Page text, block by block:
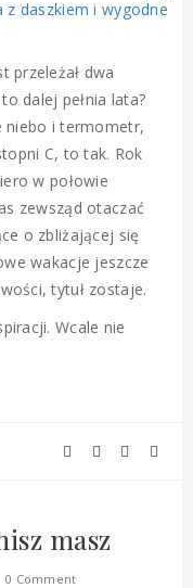
przeleżał dwa
dalej pełnia lata?
niebo i termometr,
C, to tak. Rok
w połowie
zewsząd otaczać
o zbliżającej się
wakacje jeszcze
tytuł zostaje.
Wcale nie
masz
0 Comment